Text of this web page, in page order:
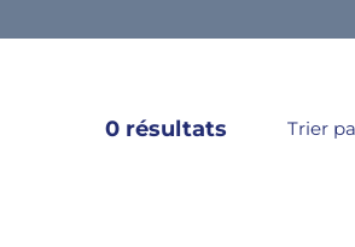
0 résultats Trier